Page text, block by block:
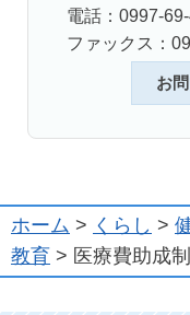
電話：0997-
ファックス：
お
ホーム > くらし >
教育 > 医療費助成